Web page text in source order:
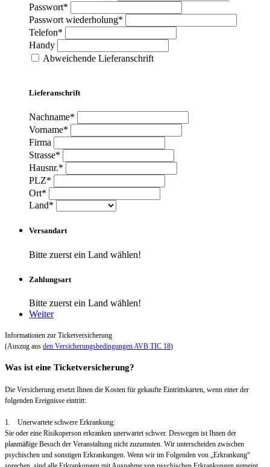
Passwort*
Passwort wiederholung*
Telefon*
Handy
Abweichende Lieferanschrift
Lieferanschrift
Nachname*
Vorname*
Firma
Strasse*
Hausnr.*
PLZ*
Ort*
Land*
Versandart
Bitte zuerst ein Land wählen!
Zahlungsart
Bitte zuerst ein Land wählen!
Weiter
Informationen zur Ticketversicherung
(Auszug aus den Versicherungsbedingungen AVB TIC 18)
Was ist eine Ticketversicherung?
Die Versicherung ersetzt Ihnen die Kosten für gekaufte Eintrittskarten, wenn einer der
folgenden Ereignisse eintritt:
1. Unerwartete schwere Erkrankung:
Sie oder eine Risikoperson erkranken unerwartet schwer. Deswegen ist Ihnen der
planmäßige Besuch der Veranstaltung nicht zuzumuten. Wir unterscheiden zwischen
psychischen und sonstigen Erkrankungen. Wenn wir im Folgenden von „Erkrankung“